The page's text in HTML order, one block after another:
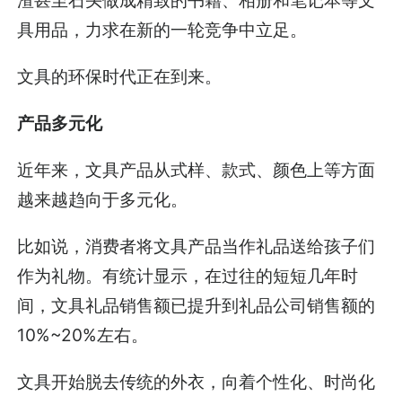
具用品，力求在新的一轮竞争中立足。
文具的环保时代正在到来。
产品多元化
近年来，文具产品从式样、款式、颜色上等方面
越来越趋向于多元化。
比如说，消费者将文具产品当作礼品送给孩子们
作为礼物。有统计显示，在过往的短短几年时
间，文具礼品销售额已提升到礼品公司销售额的
10%~20%左右。
文具开始脱去传统的外衣，向着个性化、时尚化